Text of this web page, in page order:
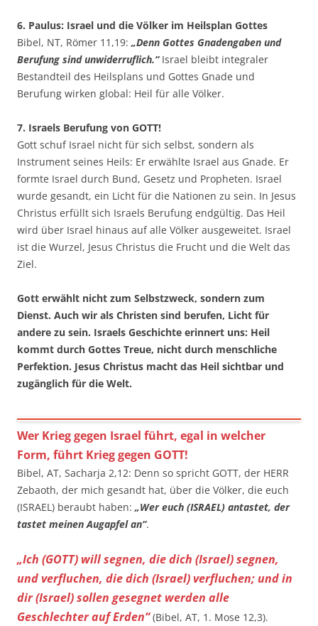
6. Paulus: Israel und die Völker im Heilsplan Gottes
Bibel, NT, Römer 11,19: „Denn Gottes Gnadengaben und
Berufung sind unwiderruflich.“Israel bleibt integraler
Bestandteil des Heilsplans und Gottes Gnade und
Berufung wirken global: Heil für alle Völker.
7. Israels Berufung von GOTT!
Gott schuf Israel nicht für sich selbst, sondern als
Instrument seines Heils: Er erwählte Israel aus Gnade. Er
formte Israel durch Bund, Gesetz und Propheten. Israel
wurde gesandt, ein Licht für die Nationen zu sein. In Jesus
Christus erfüllt sich Israels Berufung endgültig. Das Heil
wird über Israel hinaus auf alle Völker ausgeweitet. Israel
ist die Wurzel, Jesus Christus die Frucht und die Welt das
Ziel.
Gott erwählt nicht zum Selbstzweck, sondern zum
Dienst. Auch wir als Christen sind berufen, Licht für
andere zu sein. Israels Geschichte erinnert uns: Heil
kommt durch Gottes Treue, nicht durch menschliche
Perfektion. Jesus Christus macht das Heil sichtbar und
zugänglich für die Welt.
Wer Krieg gegen Israel führt, egal in welcher
Form, führt Krieg gegen GOTT!
Bibel, AT, Sacharja 2,12: Denn so spricht GOTT, der HERR
Zebaoth, der mich gesandt hat, über die Völker, die euch
(ISRAEL) beraubt haben: „Wer euch (ISRAEL) antastet, der
tastet meinen Augapfel an“.
„Ich (GOTT) will segnen, die dich (Israel) segnen,
und verfluchen, die dich (Israel) verfluchen; und in
dir (Israel) sollen gesegnet werden alle
Geschlechter auf Erden“(Bibel, AT, 1. Mose 12,3).